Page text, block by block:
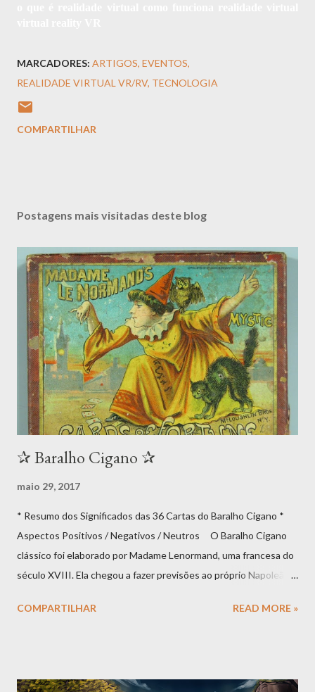
MARCADORES: ARTIGOS EVENTOS
REALIDADE VIRTUAL VR/RV TECNOLOGIA
COMPARTILHAR
Postagens mais visitadas deste blog
✰ Baralho Cigano ✰
maio 29, 2017
* Resumo dos Significados das 36 Cartas do Baralho Cigano *
Aspectos Positivos / Negativos / Neutros O Baralho Cigano
clássico foi elaborado por Madame Lenormand, uma francesa do
século XVIII. Ela chegou a fazer previsões ao próprio Napoleão
deve, contudo, confundir o tarô cigano com o tarô tradicional -
COMPARTILHAR READ MORE »